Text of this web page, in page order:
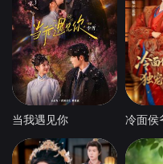
当我遇见你